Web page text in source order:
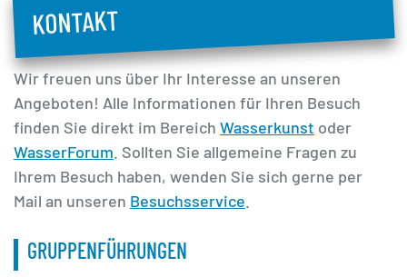
KONTAKT
Wir freuen uns über Ihr Interesse an unseren
Angeboten! Alle Informationen für Ihren Besuch
finden Sie direkt im Bereich Wasserkunst oder
WasserForum . Sollten Sie allgemeine Fragen zu
Ihrem Besuch haben, wenden Sie sich gerne per
Mail an unseren Besuchsservice
GRUPPENFÜHRUNGEN